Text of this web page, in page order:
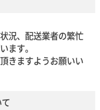
況、配送業者の繁忙
ます。
きますようお願いい